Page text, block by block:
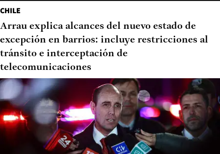
CHILE
Arrau explica alcances del nuevo estado de
excepción en barrios: incluye restricciones al
tránsito e interceptación de
telecomunicaciones